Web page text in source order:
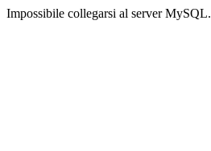
Impossibile collegarsi al server MySQL.